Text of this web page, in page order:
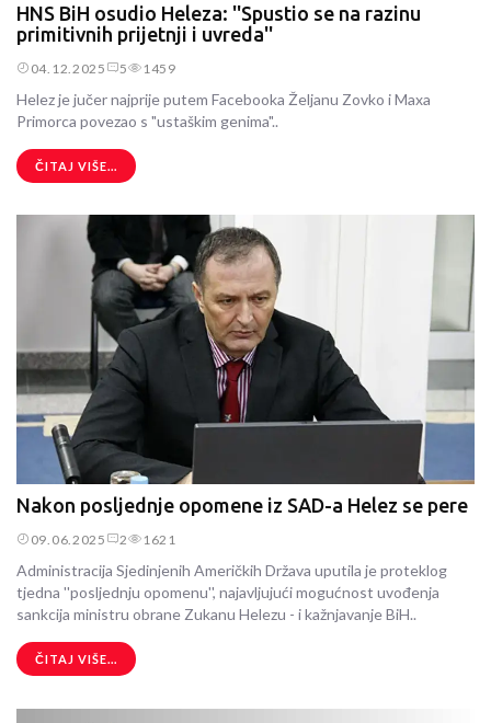
HNS BiH osudio Heleza: ''Spustio se na razinu
primitivnih prijetnji i uvreda''
04.12.2025 5 1459
Helez je jučer najprije putem Facebooka Željanu Zovko i Maxa
Primorca povezao s "ustaškim genima"..
ČITAJ VIŠE...
Nakon posljednje opomene iz SAD-a Helez se pere
09.06.2025 2 1621
Administracija Sjedinjenih Američkih Država uputila je proteklog
tjedna ''posljednju opomenu'', najavljujući mogućnost uvođenja
sankcija ministru obrane Zukanu Helezu - i kažnjavanje BiH..
ČITAJ VIŠE...